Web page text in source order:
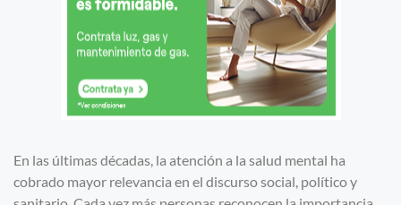
En las últimas décadas, la atención a la salud mental ha
cobrado mayor relevancia en el discurso social, político y